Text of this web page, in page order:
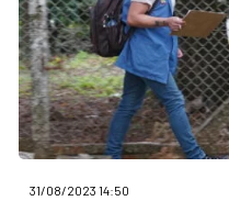
31/08/2023 14:50